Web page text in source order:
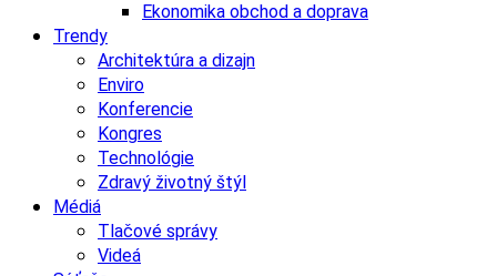
Ekonomika obchod a doprava
Trendy
Architektúra a dizajn
Enviro
Konferencie
Kongres
Technológie
Zdravý životný štýl
Médiá
Tlačové správy
Videá